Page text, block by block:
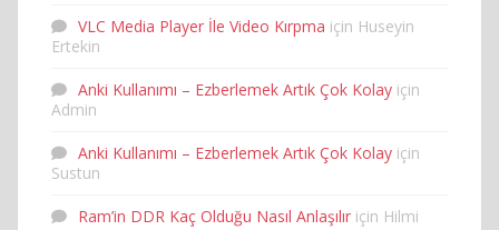
VLC Media Player İle Video Kırpma için Huseyin
Ertekin
Anki Kullanımı – Ezberlemek Artık Çok Kolay için
Admin
Anki Kullanımı – Ezberlemek Artık Çok Kolay için
Sustun
Ram’in DDR Kaç Olduğu Nasıl Anlaşılır için Hilmi